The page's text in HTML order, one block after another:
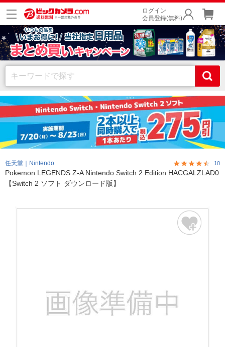
ログイン
会員登録(無料)
任天堂｜Nintendo 10
Pokemon LEGENDS Z-A Nintendo Switch 2 Edition HACGALZLAD0
【Switch 2 ソフト ダウンロード版】